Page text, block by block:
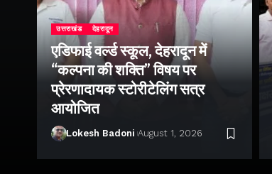
उत्तराखंड देहरादून
एडिफाई वर्ल्ड स्कूल, देहरादून में
“कल्पना की शक्ति” विषय पर
प्रेरणादायक स्टोरीटेलिंग सत्र
आयोजित
Lokesh Badoni August 1, 2026